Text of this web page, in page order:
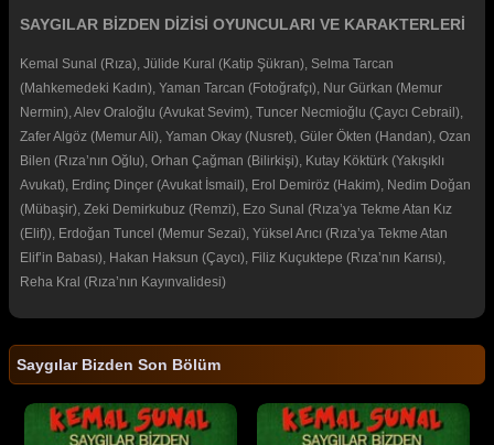
SAYGILAR BİZDEN DİZİSİ OYUNCULARI VE KARAKTERLERİ
Kemal Sunal (Rıza), Jülide Kural (Katip Şükran), Selma Tarcan
(Mahkemedeki Kadın), Yaman Tarcan (Fotoğrafçı), Nur Gürkan (Memur
Nermin), Alev Oraloğlu (Avukat Sevim), Tuncer Necmioğlu (Çaycı Cebrail),
Zafer Algöz (Memur Ali), Yaman Okay (Nusret), Güler Ökten (Handan), Ozan
Bilen (Rıza’nın Oğlu), Orhan Çağman (Bilirkişi), Kutay Köktürk (Yakışıklı
Avukat), Erdinç Dinçer (Avukat İsmail), Erol Demiröz (Hakim), Nedim Doğan
(Mübaşir), Zeki Demirkubuz (Remzi), Ezo Sunal (Rıza’ya Tekme Atan Kız
(Elif)), Erdoğan Tuncel (Memur Sezai), Yüksel Arıcı (Rıza’ya Tekme Atan
Elif’in Babası), Hakan Haksun (Çaycı), Filiz Kuçuktepe (Rıza’nın Karısı),
Reha Kral (Rıza’nın Kayınvalidesi)
Saygılar Bizden Son Bölüm